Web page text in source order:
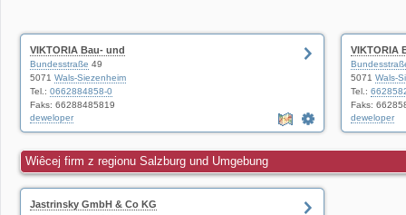
VIKTORIA Bau- und
Bundesstraße 49
5071 Wals-Siezenheim
Tel.: 0662884858-0
Faks: 66288485819
deweloper
VIKTORIA
5071 Wals-
Tel.:
Faks:
deweloper
Wiêcej firm z regionu Salzburg und Umgebung
Jastrinsky GmbH & Co KG